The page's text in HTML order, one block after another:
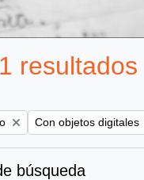
resultados
filter:Remove filter:
Con objetos digitales
búsqueda